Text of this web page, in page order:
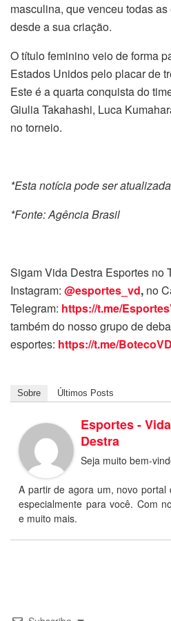
masculina, que venceu todas
desde a sua criação.
O título feminino veio de forma
Estados Unidos pelo placar de
Este é a quarta conquista do
Giulia Takahashi, Luca
no torneio.
*Esta notícia pode ser
*Fonte: Agência Brasil
Sigam Vida Destra Esportes no
Instagram: @esportes_vd, no
Telegram: https://t.me/
também do nosso grupo de
esportes: https://t.me/
Sobre Últimos Posts
Esportes - Vida
Destra
Seja muito bem-
A partir de agora um, novo portal
especialmente para você. Com
e muito mais.